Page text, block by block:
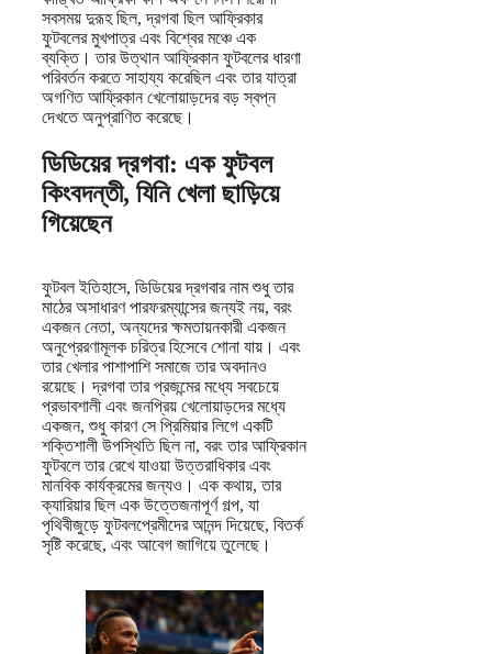
সবসময় দুরূহ ছিল, দ্রগবা ছিল আফ্রিকার
ফুটবলের মুখপাত্র এবং বিশ্বের মঞ্চে এক
ব্যক্তি। তার উত্থান আফ্রিকান ফুটবলের ধারণা
পরিবর্তন করতে সাহায্য করেছিল এবং তার যাত্রা
অগণিত আফ্রিকান খেলোয়াড়দের বড় স্বপ্ন
দেখতে অনুপ্রাণিত করেছে।
ডিডিয়ের দ্রগবা: এক ফুটবল
কিংবদন্তী, যিনি খেলা ছাড়িয়ে
গিয়েছেন
ফুটবল ইতিহাসে, ডিডিয়ের দ্রগবার নাম শুধু তার
মাঠের অসাধারণ পারফরম্যান্সের জন্যই নয়, বরং
একজন নেতা, অন্যদের ক্ষমতায়নকারী একজন
অনুপ্রেরণামূলক চরিত্র হিসেবে শোনা যায়। এবং
তার খেলার পাশাপাশি সমাজে তার অবদানও
রয়েছে। দ্রগবা তার প্রজন্মের মধ্যে সবচেয়ে
প্রভাবশালী এবং জনপ্রিয় খেলোয়াড়দের মধ্যে
একজন, শুধু কারণ সে প্রিমিয়ার লিগে একটি
শক্তিশালী উপস্থিতি ছিল না, বরং তার আফ্রিকান
ফুটবলে তার রেখে যাওয়া উত্তরাধিকার এবং
মানবিক কার্যক্রমের জন্যও। এক কথায়, তার
ক্যারিয়ার ছিল এক উত্তেজনাপূর্ণ গল্প, যা
পৃথিবীজুড়ে ফুটবলপ্রেমীদের আনন্দ দিয়েছে, বিতর্ক
সৃষ্টি করেছে, এবং আবেগ জাগিয়ে তুলেছে।